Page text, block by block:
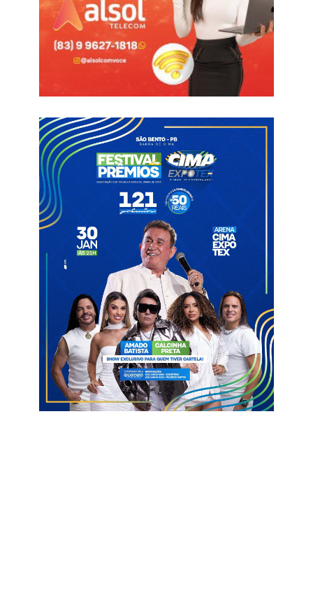
Santa Missa na Igreja Matriz, às 19h
30/03 – Segunda-feira
Santa Missa com a unção dos enfermos, às 19h
31/03 – Terça-feira
Santa Missa no Alto do Cruzeiro, às 19h
01/04 – Quarta-feira
Ofício das Sete Dores de Maria na Igreja Matriz, às 19h
02/04 – Quinta-Feira Santa
Santa Missa da Ceia do Senhor na Igreja Matriz, às 19h
Vigília Eucarística a partir das 20h30
03/04 – Sexta-Feira Santa
Celebração da Paixão de Cristo na Igreja Matriz, às 15h